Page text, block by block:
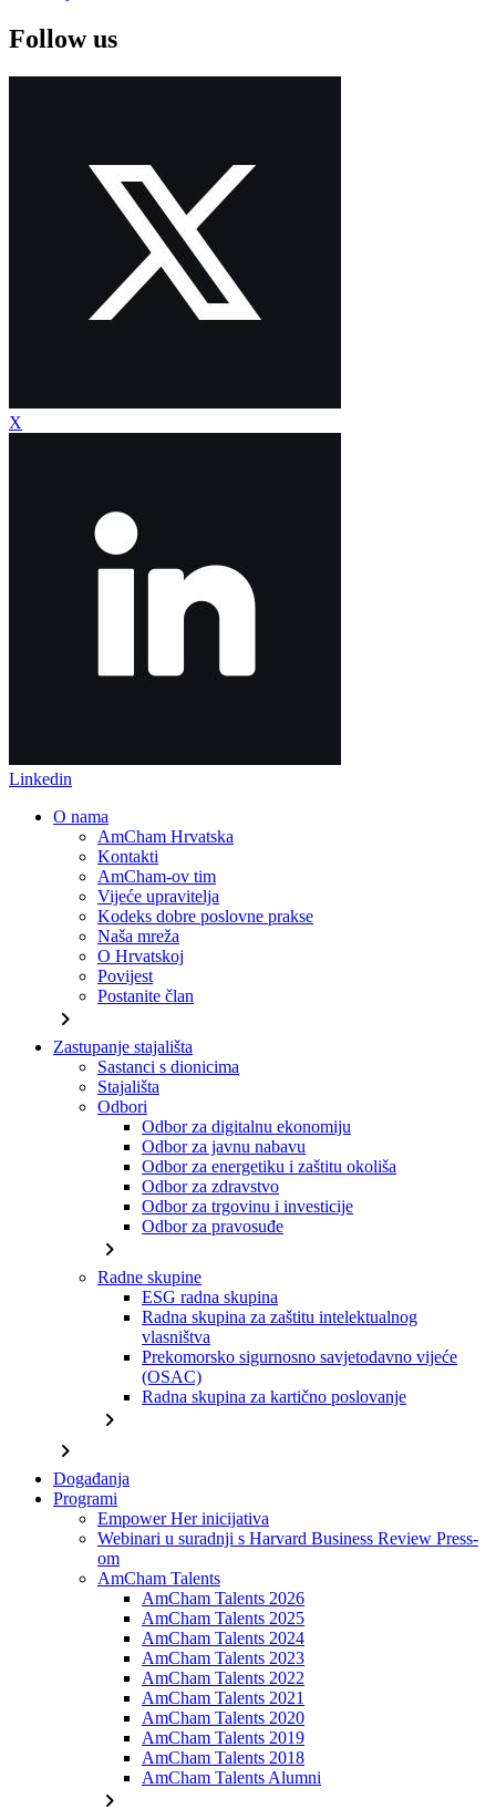
Follow us
X
Linkedin
O nama
AmCham Hrvatska
Kontakti
AmCham-ov tim
Vijeće upravitelja
Kodeks dobre poslovne prakse
Naša mreža
O Hrvatskoj
Povijest
Postanite član
chevron_right
Zastupanje stajališta
Sastanci s dionicima
Stajališta
Odbori
Odbor za digitalnu ekonomiju
Odbor za javnu nabavu
Odbor za energetiku i zaštitu okoliša
Odbor za zdravstvo
Odbor za trgovinu i investicije
Odbor za pravosuđe
chevron_right
Radne skupine
ESG radna skupina
Radna skupina za zaštitu intelektualnog
vlasništva
Prekomorsko sigurnosno savjetodavno vijeće
(OSAC)
Radna skupina za kartično poslovanje
chevron_right
chevron_right
Događanja
Programi
Empower Her inicijativa
Webinari u suradnji s Harvard Business Review Press-
om
AmCham Talents
AmCham Talents 2026
AmCham Talents 2025
AmCham Talents 2024
AmCham Talents 2023
AmCham Talents 2022
AmCham Talents 2021
AmCham Talents 2020
AmCham Talents 2019
AmCham Talents 2018
AmCham Talents Alumni
chevron_right